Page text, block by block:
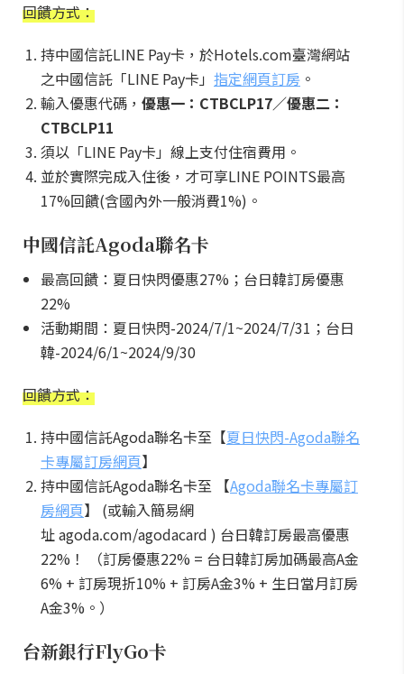
回饋方式：
持中國信託LINE Pay卡，於Hotels.com臺灣網站
之中國信託「LINE Pay卡」 指定網頁訂房 。
輸入優惠代碼， 優惠一：CTBCLP17／優惠二：
CTBCLP11
須以「LINE Pay卡」線上支付住宿費用。
並於實際完成入住後，才可享LINE POINTS最高
17%回饋(含國內外一般消費1%)。
中國信託Agoda聯名卡
最高回饋：夏日快閃優惠27%；台日韓訂房優惠
22%
活動期間：夏日快閃-2024/7/1~2024/7/31；台日
韓-2024/6/1~2024/9/30
回饋方式：
持中國信託Agoda聯名卡至【夏日快閃-Agoda聯名
卡專屬訂房網頁】
持中國信託Agoda聯名卡至 【Agoda聯名卡專屬訂
房網頁】 (或輸入簡易網
址 agoda.com/agodacard ) 台日韓訂房最高優惠
22%！ （訂房優惠22% = 台日韓訂房加碼最高A金
6% + 訂房現折10% + 訂房A金3% + 生日當月訂房
A金3%。）
台新銀行FlyGo卡